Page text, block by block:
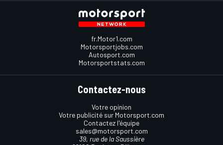
fr.Motor1.com
Motorsportjobs.com
Autosport.com
Motorsportstats.com
Contactez-nous
Votre opinion
Votre publicité sur Motorsport.com
Contactez l'équipe
sales@motorsport.com
39, rue de la Saussière